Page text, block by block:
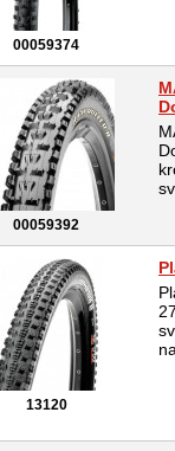
00059374
00059392
13120